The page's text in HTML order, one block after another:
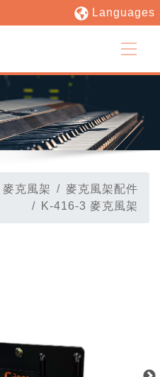
Languages
麥克風架
麥克風架配件
K-416-3 麥克風架